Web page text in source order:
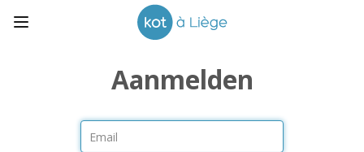
Aanmelden